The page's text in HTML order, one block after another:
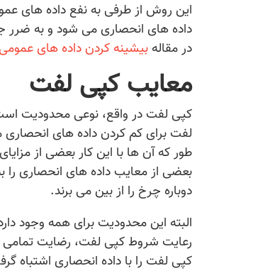
این روش از طرفی به نفع داده های
داده های انحصاری می شود و به ضرر
در مقاله بیشینه کردن داده های
معایب کپی لفت
کپی لفت در واقع، نوعی محدودیت
لفت برای کم کردن داده های
طور که آن ها با این کار بعضی از
بعضی از معایب داده های انحصاری را
دوباره چرخ را از بین می برند.
البته این محدودیت برای همه وجود
رعایت شروط کپی لفت، رضایت
کپی لفت را با داده انحصاری اشتباه